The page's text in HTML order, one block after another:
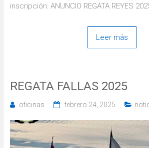
inscripción: ANUNCIO REGATA REYES
Leer más
REGATA FALLAS 2025
oficinas febrero 24, 2025